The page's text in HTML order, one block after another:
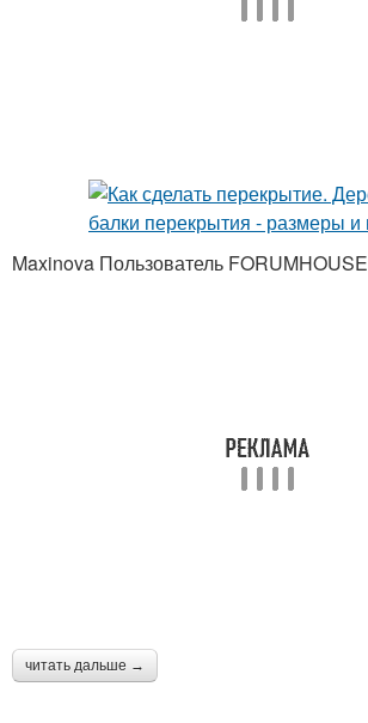
Maxinova Пользователь FORUMHOUSE
читать дальше →